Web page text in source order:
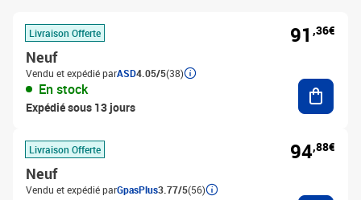
Livraison Offerte
Neuf
Vendu et expédié parASD4.05/5(38)
En stock
Expédié sous 13 jours
91 ,36€
Livraison Offerte
Neuf
Vendu et expédié parGpasPlus3.77/5(56)
94,88€